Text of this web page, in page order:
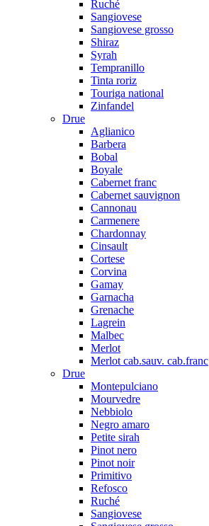
Ruché
Sangiovese
Sangiovese grosso
Shiraz
Syrah
Tempranillo
Tinta roriz
Touriga national
Zinfandel
Drue
Aglianico
Barbera
Bobal
Boyale
Cabernet franc
Cabernet sauvignon
Cannonau
Carmenere
Chardonnay
Cinsault
Cortese
Corvina
Gamay
Garnacha
Grenache
Lagrein
Malbec
Merlot
Merlot cab.sauv. cab.franc
Drue
Montepulciano
Mourvedre
Nebbiolo
Negro amaro
Petite sirah
Pinot nero
Pinot noir
Primitivo
Refosco
Ruché
Sangiovese